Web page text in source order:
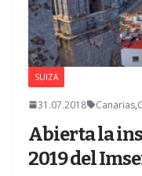
SUIZA
31.07.2018 Canarias,
Abierta la
2019 del